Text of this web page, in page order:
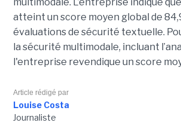
multimodale. L’entreprise indique
atteint un score moyen global de
évaluations de sécurité textuelle.
la sécurité multimodale, incluant
l'entreprise revendique un score
Article rédigé par
Louise Costa
Journaliste